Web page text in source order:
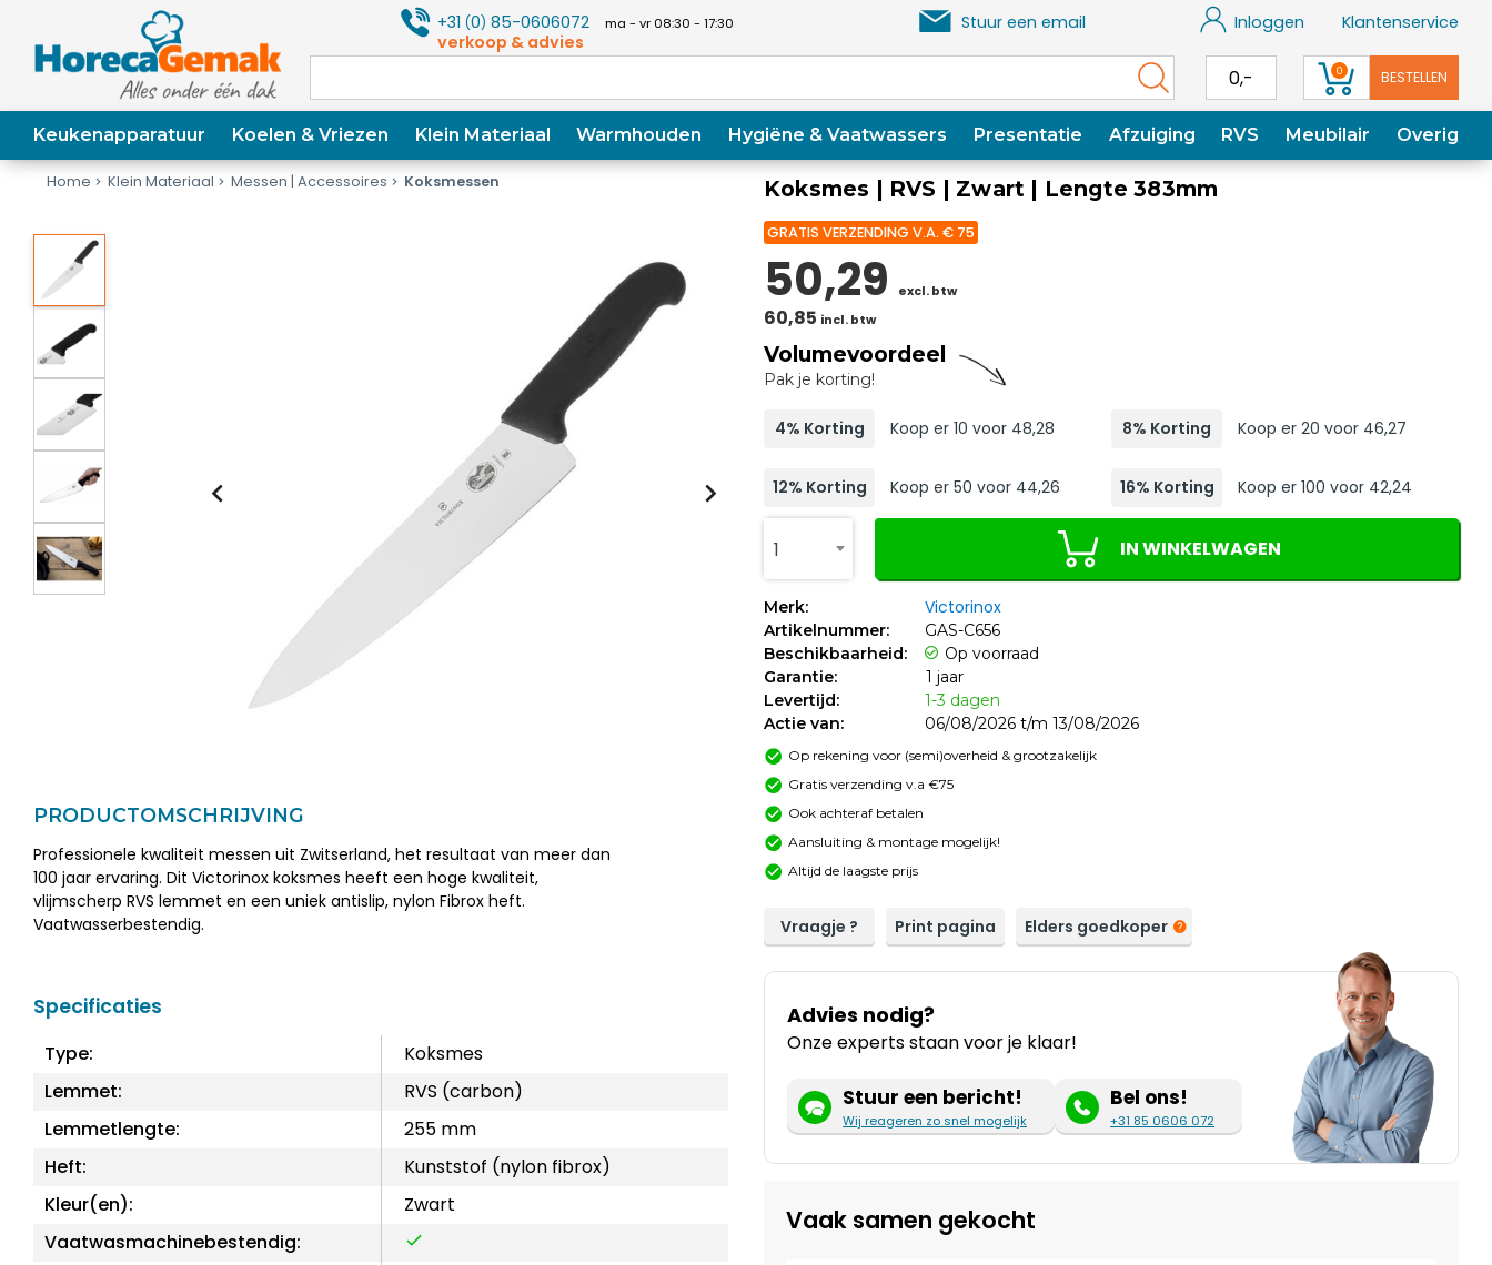
+31(0) 85-0606072 ma - vr 08:30 - 17:30
verkoop & advies
Stuur een email Inloggen Klantenservice
0,- 0 BESTELLEN
Keukenapparatuur Koelen & Vriezen Klein Materiaal Warmhouden Hygiëne & Vaatwassers Presentatie Afzuiging RVS Meubilair Overig
Home Klein Materiaal Messen | Accessoires Koksmessen
PRODUCTOMSCHRIJVING
Professionele kwaliteit messen uit Zwitserland, het resultaat van meer dan
100 jaar ervaring. Dit Victorinox koksmes heeft een hoge kwaliteit,
vlijmscherp RVS lemmet en een uniek antislip, nylon Fibrox heft.
Vaatwasserbestendig.
Specificaties
Type:
Koksmes
Lemmet:
RVS (carbon)
Lemmetlengte:
255 mm
Heft:
Kunststof (nylon fibrox)
Kleur(en):
Zwart
Vaatwasmachinebestendig:
Koksmes | RVS | Zwart | Lengte 383mm
GRATIS VERZENDING V.A. € 75
50,29 excl. btw
60,85 incl. btw
Volumevoordeel
Pak je korting!
4% Korting Koop er 10 voor 48,28 8% Korting Koop er 20 voor 46,27
12% Korting Koop er 50 voor 44,26 16% Korting Koop er 100 voor 42,24
1 IN WINKELWAGEN
Merk: Victorinox
Artikelnummer:
GAS-C656
Beschikbaarheid:
Op voorraad
Garantie:
1 jaar
Levertijd:
1-3 dagen
Actie van:
06/08/2026 t/m 13/08/2026
Op rekening voor (semi)overheid & grootzakelijk
Gratis verzending v.a €75
Ook achteraf betalen
Aansluiting & montage mogelijk!
Altijd de laagste prijs
Vraagje ? Print pagina Elders goedkoper
Advies nodig?
Onze experts staan voor je klaar!
Stuur een bericht!
Wij reageren zo snel mogelijk
Bel ons!
+31 85 0606 072
Vaak samen gekocht